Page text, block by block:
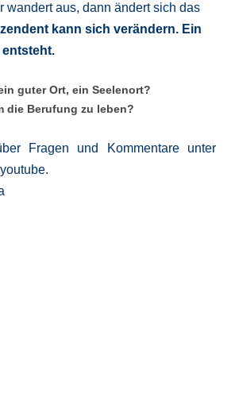
wandert aus, dann ändert sich das
kann sich verändern. Ein
guter Ort, ein Seelenort?
die Berufung zu leben?
Fragen und Kommentare unter